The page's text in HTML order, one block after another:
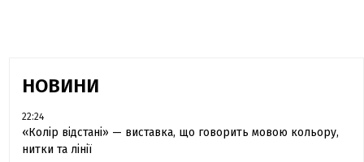
НОВИНИ
22:24
«Колір відстані» — виставка, що говорить мовою кольору,
нитки та лінії